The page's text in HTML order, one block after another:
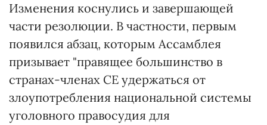
Изменения коснулись и завершающей
части резолюции. В частности, первым
появился абзац, которым Ассамблея
призывает "правящее большинство в
странах-членах СЕ удержаться от
злоупотребления национальной системы
уголовного правосудия для